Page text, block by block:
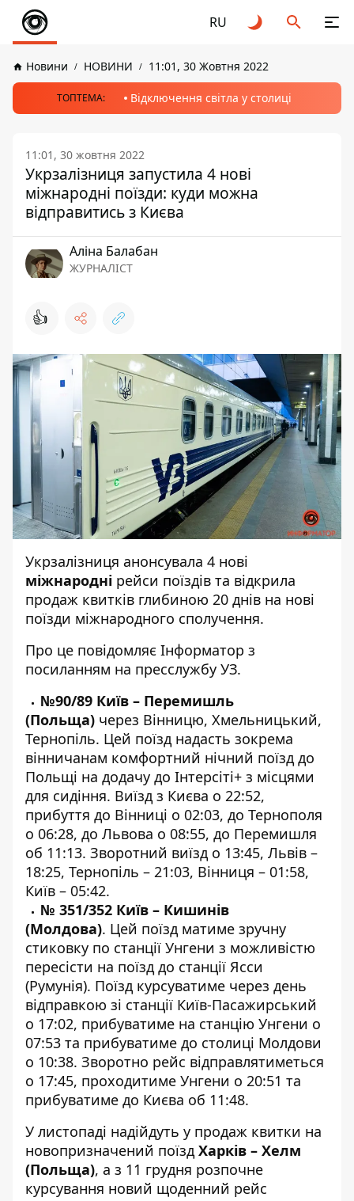
RU
Новини НОВИНИ 11:01, 30 Жовтня 2022
ТОПТЕМА: Відключення світла у столиці
11:01, 30 жовтня 2022
Укрзалізниця запустила 4 нові
міжнародні поїзди: куди можна
відправитись з Києва
Аліна Балабан
ЖУРНАЛІСТ
👍
Укрзалізниця анонсувала 4 нові
міжнародні рейси поїздів та відкрила
продаж квитків глибиною 20 днів на нові
поїзди міжнародного сполучення.
Про це повідомляє Інформатор з
посиланням на пресслужбу УЗ.
№90/89 Київ – Перемишль
(Польща) через Вінницю, Хмельницький,
Тернопіль. Цей поїзд надасть зокрема
вінничанам комфортний нічний поїзд до
Польщі на додачу до Інтерсіті+ з місцями
для сидіння. Виїзд з Києва о 22:52,
прибуття до Вінниці о 02:03, до Тернополя
о 06:28, до Львова о 08:55, до Перемишля
об 11:13. Зворотний виїзд о 13:45, Львів –
18:25, Тернопіль – 21:03, Вінниця – 01:58,
Київ – 05:42.
№ 351/352 Київ – Кишинів
(Молдова). Цей поїзд матиме зручну
стиковку по станції Унгени з можливістю
пересісти на поїзд до станції Ясси
(Румунія). Поїзд курсуватиме через день
відправкою зі станції Київ-Пасажирський
о 17:02, прибуватиме на станцію Унгени о
07:53 та прибуватиме до столиці Молдови
о 10:38. Зворотно рейс відправлятиметься
о 17:45, проходитиме Унгени о 20:51 та
прибуватиме до Києва об 11:48.
У листопаді надійдуть у продаж квитки на
новопризначений поїзд Харків – Хелм
(Польща), а з 11 грудня розпочне
курсування новий щоденний рейс